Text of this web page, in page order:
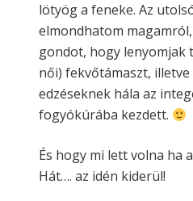
lötyög a feneke. Az
elmondhatom
gondot, hogy lenyomjak
női) fekvőtámaszt,
edzéseknek hála az
fogyókúrába kezdett.
És hogy mi lett volna ha
Hát…. az idén kiderül!